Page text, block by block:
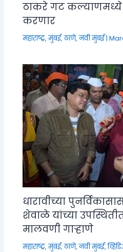
ठाकरे गट कल्याणमध्ये
करणार
महाराष्ट्र,मुंबई, ठाणे, नवी मुंबई|
धारावीच्या
शेवाळे यांच्या
मालवणी गाऱ्हाणे
महाराष्ट्र,मुंबई, ठाणे, नवी मुंबई,